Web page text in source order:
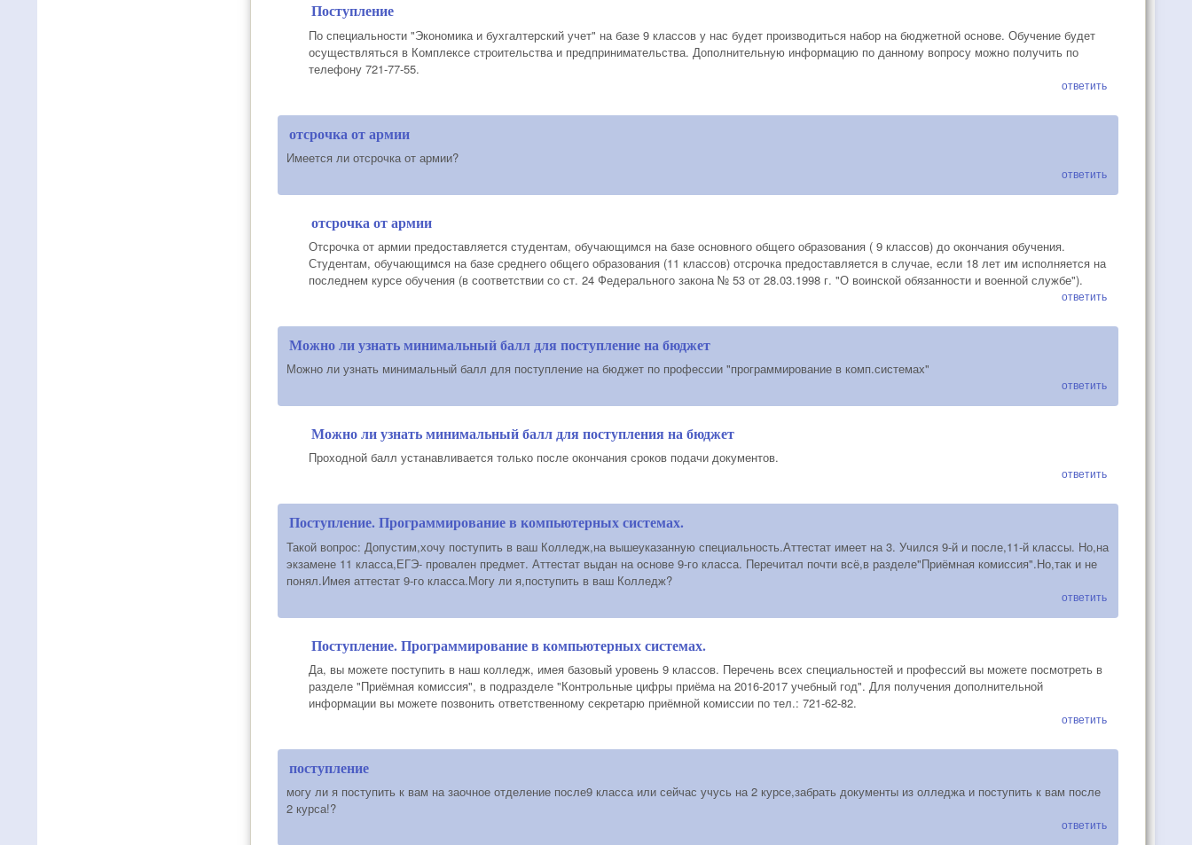
Поступление
По специальности "Экономика и бухгалтерский учет" на базе 9 классов у нас будет производиться набор на бюджетной основе. Обучение будет
осуществляться в Комплексе строительства и предпринимательства. Дополнительную информацию по данному вопросу можно получить по
телефону 721-77-55.
ответить
отсрочка от армии
Имеется ли отсрочка от армии?
ответить
отсрочка от армии
Отсрочка от армии предоставляется студентам, обучающимся на базе основного общего образования ( 9 классов) до окончания обучения.
Студентам, обучающимся на базе среднего общего образования (11 классов) отсрочка предоставляется в случае, если 18 лет им исполняется на
последнем курсе обучения (в соответствии со ст. 24 Федерального закона № 53 от 28.03.1998 г. "О воинской обязанности и военной службе").
ответить
Можно ли узнать минимальный балл для поступление на бюджет
Можно ли узнать минимальный балл для поступление на бюджет по профессии "программирование в комп.системах"
ответить
Можно ли узнать минимальный балл для поступления на бюджет
Проходной балл устанавливается только после окончания сроков подачи документов.
ответить
Поступление. Программирование в компьютерных системах.
Такой вопрос: Допустим,хочу поступить в ваш Колледж,на вышеуказанную специальность.Аттестат имеет на 3. Учился 9-й и после,11-й классы. Но,на
экзамене 11 класса,ЕГЭ- провален предмет. Аттестат выдан на основе 9-го класса. Перечитал почти всё,в разделе"Приёмная комиссия".Но,так и не
понял.Имея аттестат 9-го класса.Могу ли я,поступить в ваш Колледж?
ответить
Поступление. Программирование в компьютерных системах.
Да, вы можете поступить в наш колледж, имея базовый уровень 9 классов. Перечень всех специальностей и профессий вы можете посмотреть в
разделе "Приёмная комиссия", в подразделе "Контрольные цифры приёма на 2016-2017 учебный год". Для получения дополнительной
информации вы можете позвонить ответственному секретарю приёмной комиссии по тел.: 721-62-82.
ответить
поступление
могу ли я поступить к вам на заочное отделение после9 класса или сейчас учусь на 2 курсе,забрать документы из олледжа и поступить к вам после
2 курса!?
ответить